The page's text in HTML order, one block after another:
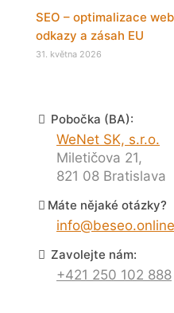
SEO – optimalizace
odkazy a zásah EU
31. května 2026
Pobočka (BA):
WeNet SK, s.r.o.
Miletičova 21,
821 08 Bratislava
Máte nějaké otázky?
info@beseo.online
Zavolejte nám:
+421 250 102 888